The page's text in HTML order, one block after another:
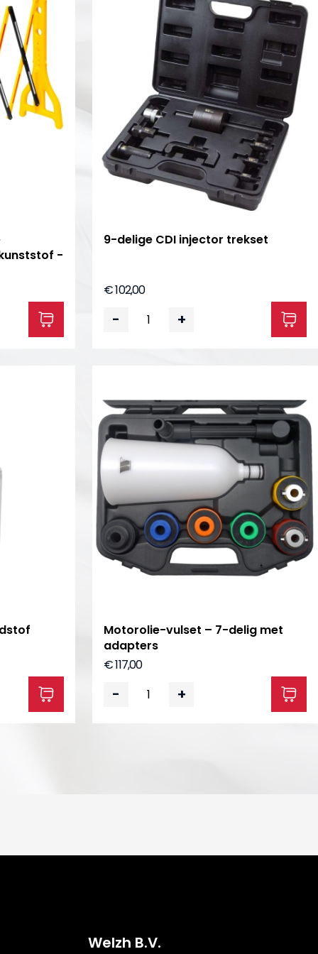
-
9-delige CDI injector trekset
€ 102,00
- +
Motorolie-vulset – 7-delig met
adapters
€ 117,00
- +
Welzh B.V.